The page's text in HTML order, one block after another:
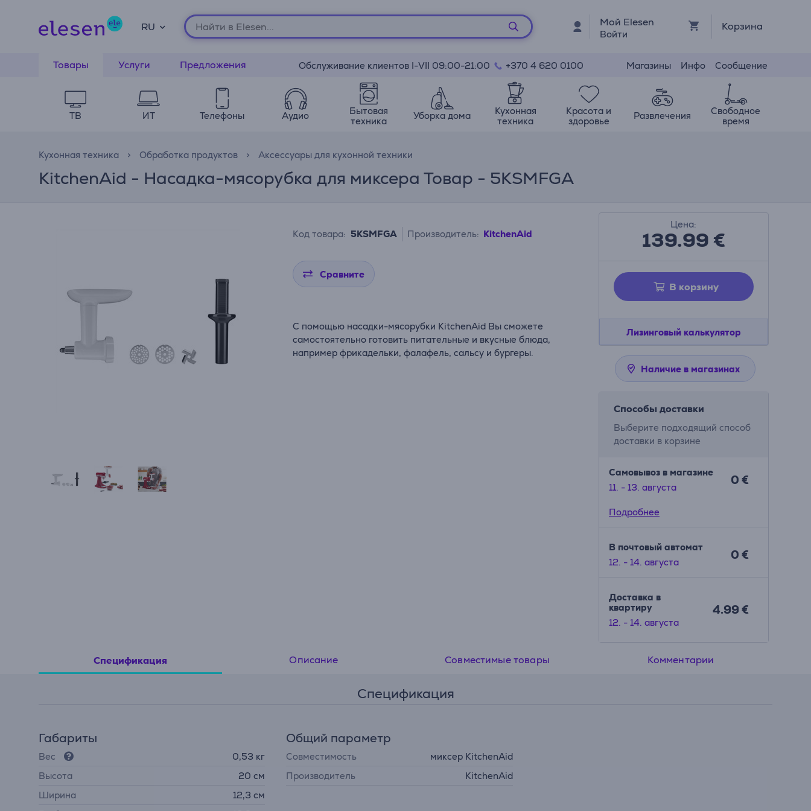
RU Мой Elesen
Войти
Корзина
Товары Услуги Предложения Обслуживание клиентов I-VII 09:00-21:00 +370 4 620 0100 Магазины Инфо Сообщение
ТВ ИТ Телефоны Аудио
Бытовая
техника
Уборка дома
Кухонная
техника
Красота и
здоровье
Развлечения
Свободное
время
Кухонная техника Обработка продуктов Аксессуары для кухонной техники
KitchenAid - Насадка-мясорубка для миксера Товар - 5KSMFGA
Код товара: 5KSMFGA Производитель: KitchenAid
Сравните
С помощью насадки-мясорубки KitchenAid Вы сможете
самостоятельно готовить питательные и вкусные блюда,
например фрикадельки, фалафель, сальсу и бургеры.
Цена:
139.99€
В корзину
Лизинговый калькулятор
Наличие в магазинах
Способы доставки
Выберите подходящий способ
доставки в корзине
Самовывоз в магазине
11. - 13. августа
0 €
Подробнее
В почтовый автомат
12. - 14. августа
0 €
Доставка в
квартиру
12. - 14. августа
4.99 €
Спецификация Описание Совместимые товары Комментарии
Спецификация
Габариты
Вес
0,53 кг
Высота
20 см
Ширина
12,3 см
Общий параметр
Совместимость
миксер KitchenAid
Производитель
KitchenAid